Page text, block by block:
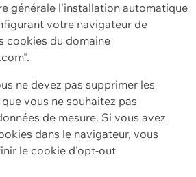
générale l'installation automatique
votre navigateur de
cookies du domaine
ne devez pas supprimer les
vous ne souhaitez pas
de mesure. Si vous avez
dans le navigateur, vous
le cookie d'opt-out